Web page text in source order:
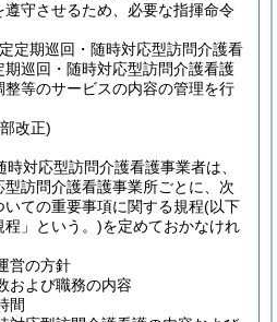
守させるため、必要な指揮命令
定期巡回・随時対応型訪問介護看
巡回・随時対応型訪問介護看護
等のサービスの内容の管理を行
改正)
対応型訪問介護看護事業者は、
訪問介護看護事業所ごとに、次
ての重要事項に関する規程(以下
程」という。)を定めておかなけれ
営の方針
および職務の内容
間